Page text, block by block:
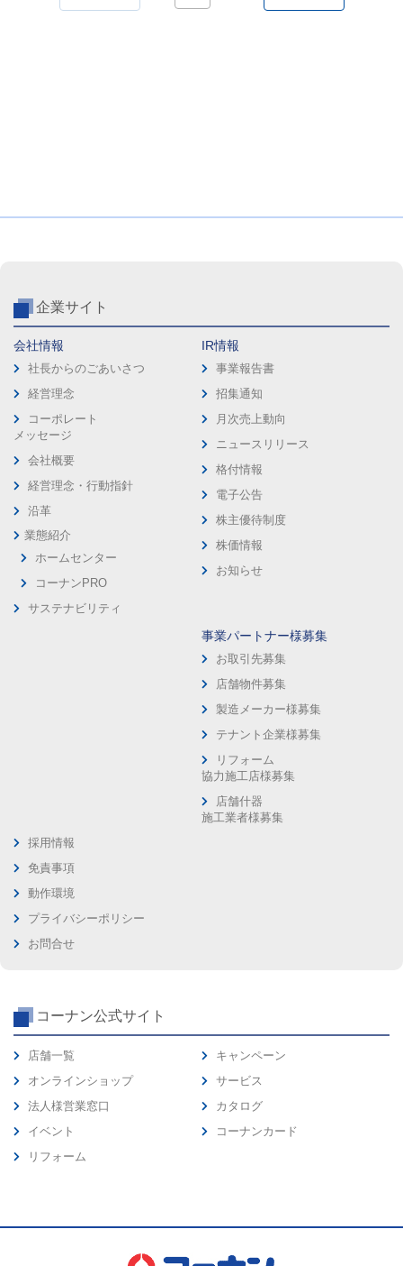
企業サイト
会社情報
社長からのごあいさつ
経営理念
コーポレート
メッセージ
会社概要
経営理念・行動指針
沿革
業態紹介
ホームセンター
コーナンPRO
サステナビリティ
IR情報
事業報告書
招集通知
月次売上動向
ニュースリリース
格付情報
電子公告
株主優待制度
株価情報
お知らせ
事業パートナー様募集
お取引先募集
店舗物件募集
製造メーカー様募集
テナント企業様募集
リフォーム
協力施工店様募集
店舗什器
施工業者様募集
採用情報
免責事項
動作環境
プライバシーポリシー
お問合せ
コーナン公式サイト
店舗一覧
オンラインショップ
法人様営業窓口
イベント
リフォーム
キャンペーン
サービス
カタログ
コーナンカード